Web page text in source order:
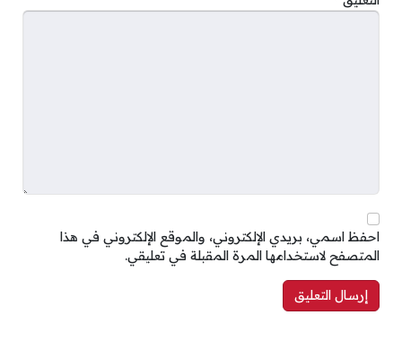
احفظ اسمي، بريدي الإلكتروني، والموقع الإلكتروني في هذا
المتصفح لاستخدامها المرة المقبلة في تعليقي.